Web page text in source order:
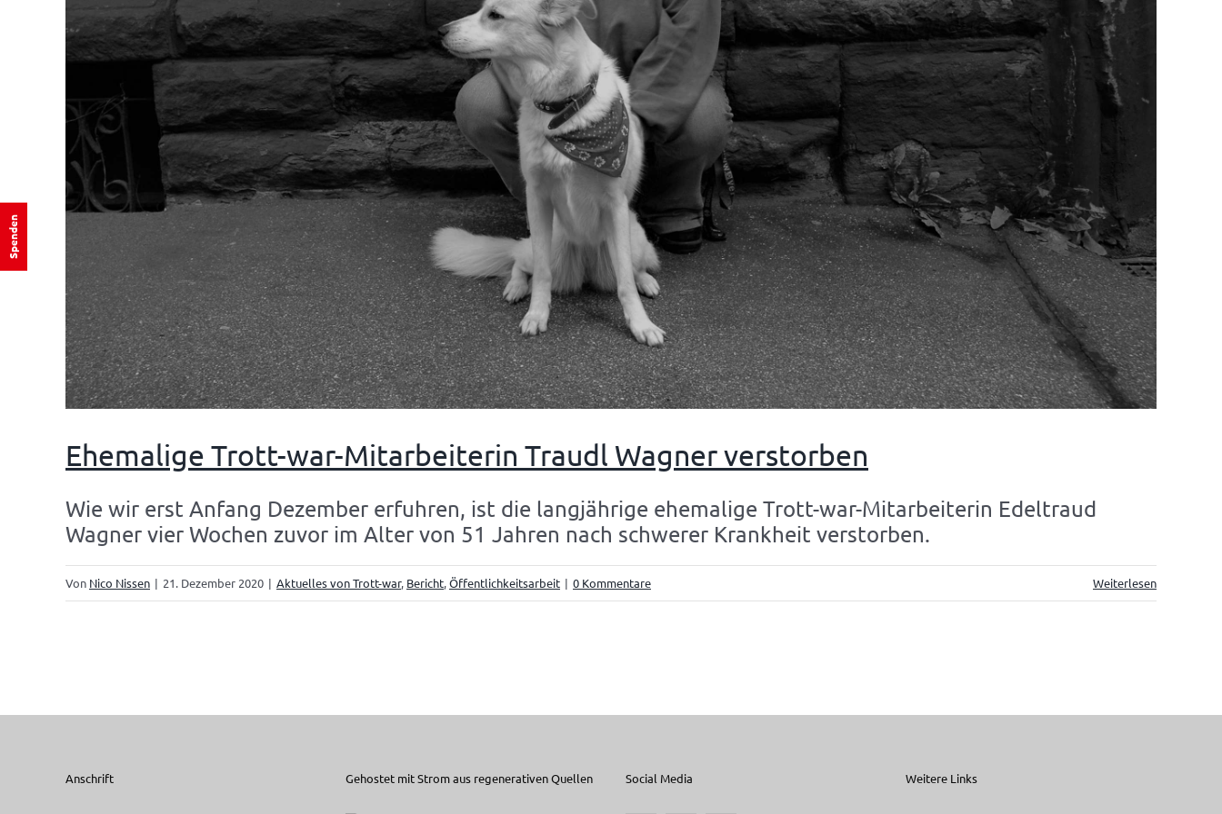
Ehemalige Trott-war-Mitarbeiterin Traudl Wagner verstorben
Wie wir erst Anfang Dezember erfuhren, ist die langjährige ehemalige Trott-war-Mitarbeiterin Edeltraud
Wagner vier Wochen zuvor im Alter von 51 Jahren nach schwerer Krankheit verstorben.
Von Nico Nissen | 21. Dezember 2020 | Aktuelles von Trott-war, Bericht,Öffentlichkeitsarbeit | 0 Kommentare Weiterlesen
Anschrift
Spenden
Gehostet mit Strom aus regenerativen Quellen Social Media Weitere Links